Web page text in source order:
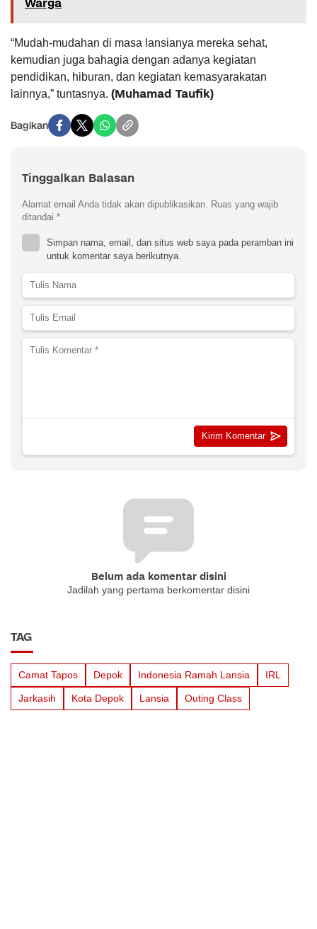
Warga
“Mudah-mudahan di masa lansianya mereka sehat,
kemudian juga bahagia dengan adanya kegiatan
pendidikan, hiburan, dan kegiatan kemasyarakatan
lainnya,” tuntasnya. (Muhamad Taufik)
Bagikan
Tinggalkan Balasan
Alamat email Anda tidak akan dipublikasikan. Ruas yang wajib
ditandai *
Simpan nama, email, dan situs web saya pada peramban ini
untuk komentar saya berikutnya.
Belum ada komentar disini
Jadilah yang pertama berkomentar disini
TAG
Camat Tapos Depok Indonesia Ramah Lansia IRL
Jarkasih Kota Depok Lansia Outing Class